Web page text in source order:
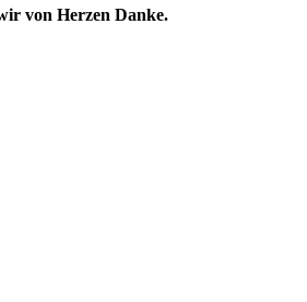
von Herzen Danke.